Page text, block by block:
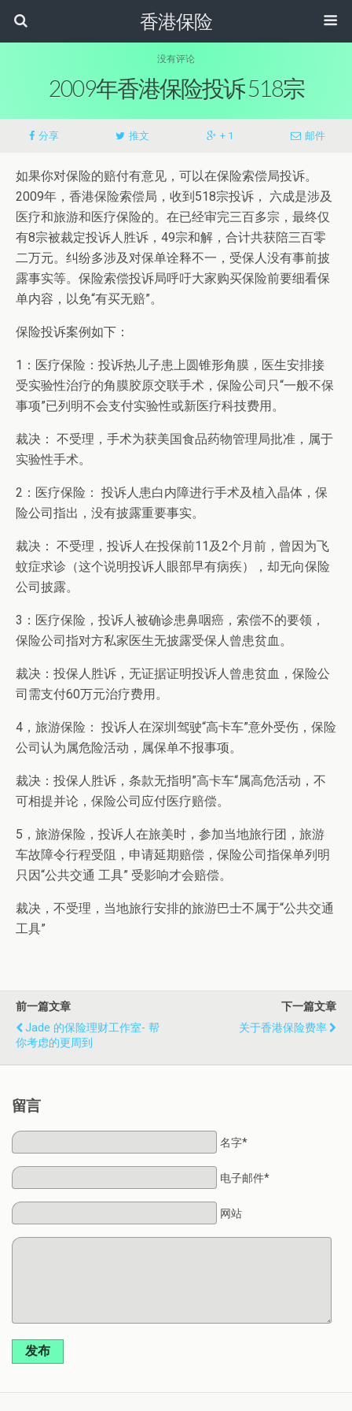
香港保险
没有评论
2009年香港保险投诉 518宗
分享 推文 + 1 邮件
如果你对保险的赔付有意见，可以在保险索偿局投诉。
2009年，香港保险索偿局，收到518宗投诉， 六成是涉及
医疗和旅游和医疗保险的。在已经审完三百多宗，最终仅
有8宗被裁定投诉人胜诉，49宗和解，合计共获陪三百零
二万元。纠纷多涉及对保单诠释不一，受保人没有事前披
露事实等。保险索偿投诉局呼吁大家购买保险前要细看保
单内容，以免“有买无赔”。
保险投诉案例如下：
1：医疗保险：投诉热儿子患上圆锥形角膜，医生安排接
受实验性治疗的角膜胶原交联手术，保险公司只“一般不保
事项”已列明不会支付实验性或新医疗科技费用。
裁决： 不受理，手术为获美国食品药物管理局批准，属于
实验性手术。
2：医疗保险： 投诉人患白内障进行手术及植入晶体，保
险公司指出，没有披露重要事实。
裁决： 不受理，投诉人在投保前11及2个月前，曾因为飞
蚊症求诊（这个说明投诉人眼部早有病疾），却无向保险
公司披露。
3：医疗保险，投诉人被确诊患鼻咽癌，索偿不的要领，
保险公司指对方私家医生无披露受保人曾患贫血。
裁决：投保人胜诉，无证据证明投诉人曾患贫血，保险公
司需支付60万元治疗费用。
4，旅游保险： 投诉人在深圳驾驶“高卡车”意外受伤，保险
公司认为属危险活动，属保单不报事项。
裁决：投保人胜诉，条款无指明”高卡车“属高危活动，不
可相提并论，保险公司应付医疗赔偿。
5，旅游保险，投诉人在旅美时，参加当地旅行团，旅游
车故障令行程受阻，申请延期赔偿，保险公司指保单列明
只因“公共交通 工具” 受影响才会赔偿。
裁决，不受理，当地旅行安排的旅游巴士不属于“公共交通
工具”
前一篇文章
Jade 的保险理财工作室- 帮
你考虑的更周到
下一篇文章
关于香港保险费率
留言
名字*
电子邮件*
网站
发布